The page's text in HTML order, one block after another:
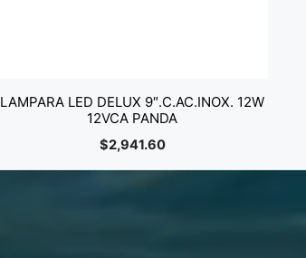
LAMPARA LED DELUX 9″.C.AC.INOX. 12W
12VCA PANDA
$2,941.60